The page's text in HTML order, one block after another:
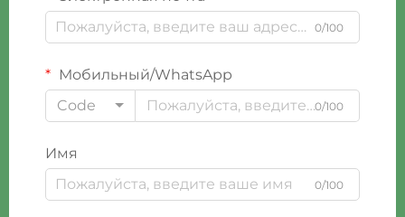
0/100
Мобильный/WhatsApp
Code
0/100
Имя
0/100